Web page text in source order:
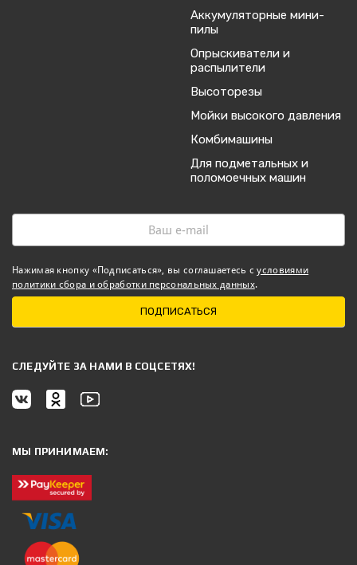
Аккумуляторные мини-
пилы
Опрыскиватели и
распылители
Высоторезы
Мойки высокого давления
Комбимашины
Для подметальных и
поломоечных машин
Нажимая кнопку «Подписаться», вы соглашаетесь сусловиями
политики сбора и обработки персональных данных.
ПОДПИСАТЬСЯ
CЛЕДУЙТЕ ЗА НАМИ В СОЦСЕТЯХ!
МЫ ПРИНИМАЕМ: